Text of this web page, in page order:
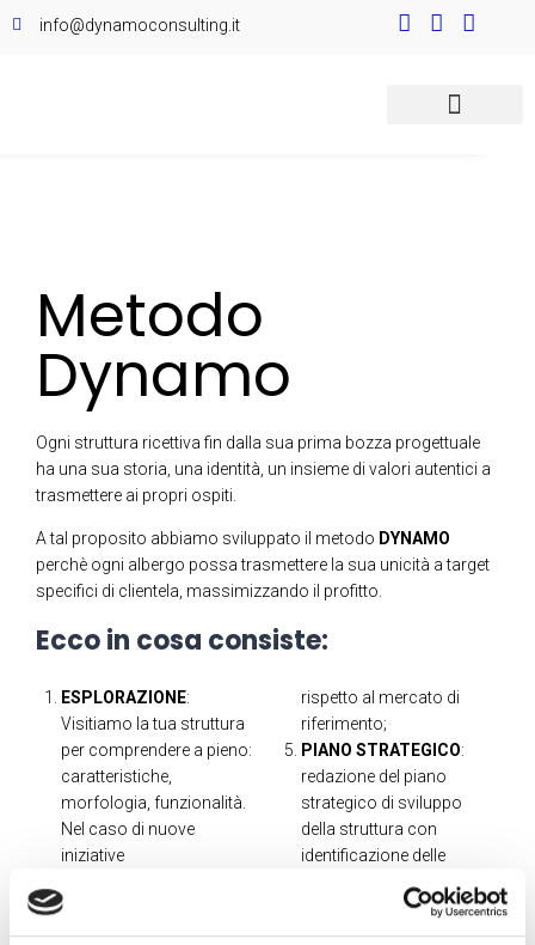
info@dynamoconsulting.it
Metodo
Dynamo
Ogni struttura ricettiva fin dalla sua prima bozza progettuale
ha una sua storia, una identità, un insieme di valori autentici a
trasmettere ai propri ospiti.
A tal proposito abbiamo sviluppato il metodo DYNAMO
perchè ogni albergo possa trasmettere la sua unicità a target
specifici di clientela, massimizzando il profitto.
Ecco in cosa consiste:
ESPLORAZIONE:
Visitiamo la tua struttura
per comprendere a pieno:
caratteristiche,
morfologia, funzionalità.
Nel caso di nuove
iniziative
esaminiamo la location in
cui si ipotizza la nuova
rispetto al mercato di
riferimento;
PIANO STRATEGICO:
redazione del piano
strategico di sviluppo
della struttura con
identificazione delle
per migliorare il
posizionamento sul